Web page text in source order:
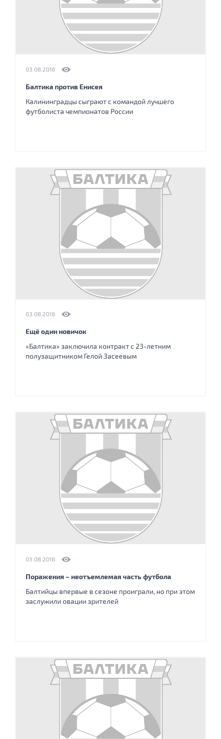
03.08.2016
Балтика против Енисея
Калининградцы сыграют с командой лучшего
футболиста чемпионатов России
03.08.2016
Ещё один новичок
«Балтика» заключила контракт с 23-летним
полузащитником Гелой Засеевым
03.08.2016
Поражения – неотъемлемая часть футбола
Балтийцы впервые в сезоне проиграли, но при этом
заслужили овации зрителей